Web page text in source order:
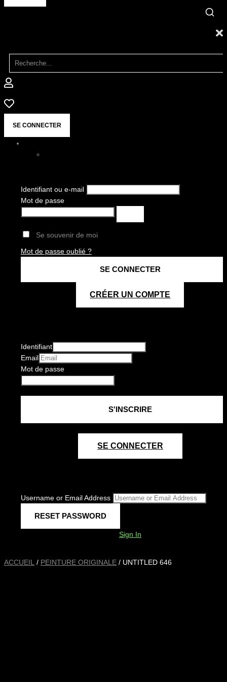
SE CONNECTER
Identifiant ou e-mail
Mot de passe
Se souvenir de moi
Mot de passe oublié ?
CRÉER UN COMPTE
Identifiant
Email
Mot de passe
SE CONNECTER
Username or Email Address
Sign In
ACCUEIL / PEINTURE ORIGINALE / UNTITLED 646